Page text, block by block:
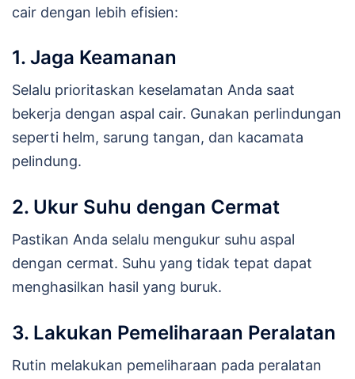
cair dengan lebih efisien:
1. Jaga Keamanan
Selalu prioritaskan keselamatan Anda saat
bekerja dengan aspal cair. Gunakan perlindungan
seperti helm, sarung tangan, dan kacamata
pelindung.
2. Ukur Suhu dengan Cermat
Pastikan Anda selalu mengukur suhu aspal
dengan cermat. Suhu yang tidak tepat dapat
menghasilkan hasil yang buruk.
3. Lakukan Pemeliharaan Peralatan
Rutin melakukan pemeliharaan pada peralatan